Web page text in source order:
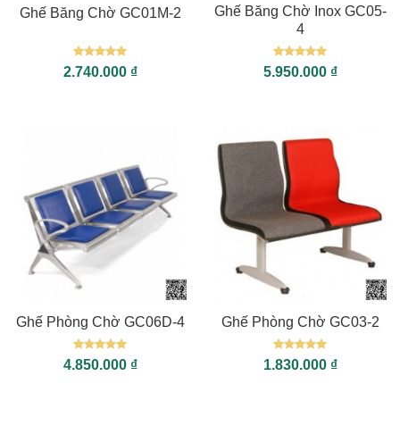
Ghế Băng Chờ GC01M-2
Được xếp
hạng55
2.740.000 ₫
Ghế Băng Chờ Inox GC05-
4
Được xếp
hạng55
5.950.000 ₫
Ghế Phòng Chờ GC06D-4
Được xếp
hạng55
4.850.000 ₫
Ghế Phòng Chờ GC03-2
Được xếp
hạng55
1.830.000 ₫